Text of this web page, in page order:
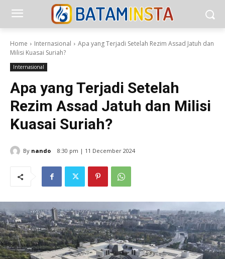
Home Internasional
Apa yang Terjadi Setelah Rezim Assad Jatuh dan
Milisi Kuasai Suriah?
Internasional
Apa yang Terjadi Setelah
Rezim Assad Jatuh dan Milisi
Kuasai Suriah?
By nando 8:30 pm | 11 December 2024